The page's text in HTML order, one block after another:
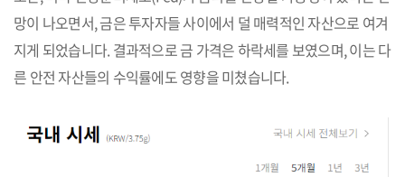
망이 나오면서, 금은 투자자들 사이에서 덜 매력적인 자산으로 여겨
지게 되었습니다. 결과적으로 금 가격은 하락세를 보였으며, 이는 다
른 안전 자산들의 수익률에도 영향을 미쳤습니다.